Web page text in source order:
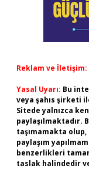
Reklam ve İletişim:
Yasal Uyarı: Bu
veya şahıs şirketi
Sitede yalnızca
paylaşılmaktadır.
taşımamakta
paylaşım
benzerlikleri
taslak halindedir